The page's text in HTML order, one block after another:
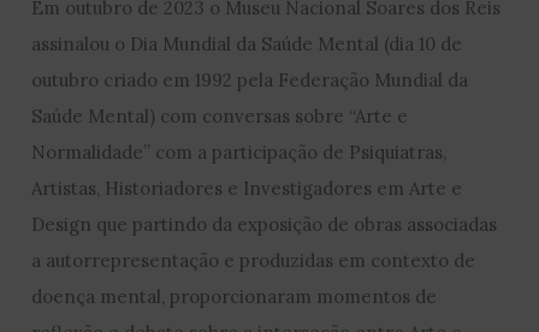
Em outubro de 2023 o Museu Nacional Soares dos Reis
assinalou o Dia Mundial da Saúde Mental (dia 10 de
outubro criado em 1992 pela Federação Mundial da
Saúde Mental) com conversas sobre “Arte e
Normalidade” com a participação de Psiquiatras,
Artistas, Historiadores e Investigadores em Arte e
Design que partindo da exposição de obras associadas
a autorrepresentação e produzidas em contexto de
doença mental, proporcionaram momentos de